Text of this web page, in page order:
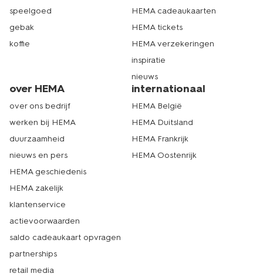
speelgoed
gebak
koffie
HEMA cadeaukaarten
HEMA tickets
HEMA verzekeringen
inspiratie
nieuws
over HEMA
over ons bedrijf
werken bij HEMA
duurzaamheid
nieuws en pers
HEMA geschiedenis
HEMA zakelijk
klantenservice
actievoorwaarden
saldo cadeaukaart opvragen
partnerships
retail media
internationaal
HEMA België
HEMA Duitsland
HEMA Frankrijk
HEMA Oostenrijk